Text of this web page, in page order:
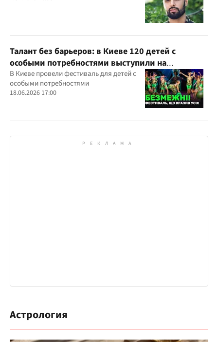
Талант без барьеров: в Киеве 120 детей с
особыми потребностями выступили на
всеукраинском фестивале
В Киеве провели фестиваль для детей с
особыми потребностями
18.06.2026 17:00
Астрология